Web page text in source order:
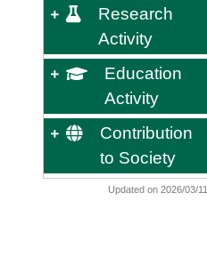
Research
Activity
Education
Activity
Contribution
to Society
Updated on 2026/03/11